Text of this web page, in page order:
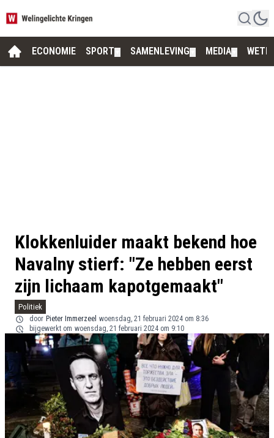
ECONOMIE SPORT SAMENLEVING MEDIA
Klokkenluider maakt bekend hoe
Navalny stierf: "Ze hebben eerst
zijn lichaam kapotgemaakt"
Politiek
door Pieter Immerzeel woensdag, 21 februari 2024 om 8:36
bijgewerkt om woensdag, 21 februari 2024 om 9:10